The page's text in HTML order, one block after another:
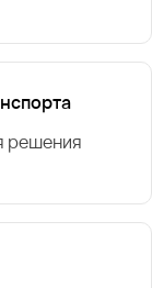
решения